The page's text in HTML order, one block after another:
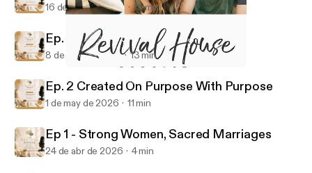
The Revival House Podcast
16 de may de 2026 13 min
Ep. 3 Are You There, God?
8 de may de 2026 13 min
Ep. 2 Created On Purpose With Purpose
1 de may de 2026 11 min
Ep 1 - Strong Women, Sacred Marriages
24 de abr de 2026 4 min